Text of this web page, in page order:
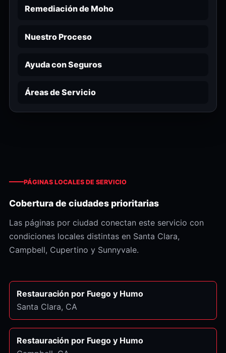
Remediación de Moho
Nuestro Proceso
Ayuda con Seguros
Áreas de Servicio
PÁGINAS LOCALES DE SERVICIO
Cobertura de ciudades prioritarias
Las páginas por ciudad conectan este servicio con
condiciones locales distintas en Santa Clara,
Campbell, Cupertino y Sunnyvale.
Restauración por Fuego y Humo
Santa Clara, CA
Restauración por Fuego y Humo